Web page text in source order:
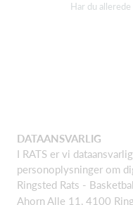
Har du
DATAANSVARLIG
I RATS er vi
personoplysninger om
Ringsted Rats -
Ahorn Alle 11, 4100